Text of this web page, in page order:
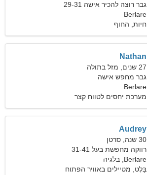
גבר רוצה להכיר אישה 29-31
Berlare
חיות, החוף
Nathan
27 שנים, מזל בתולה
גבר מחפש אישה
Berlare
מערכת יחסים לטווח קצר
Audrey
30 שנה, סרטן
רווקה מחפשת בעל 31-41
Berlare, בלגיה
בַּלֶט, מטיילים באוויר הפתוח